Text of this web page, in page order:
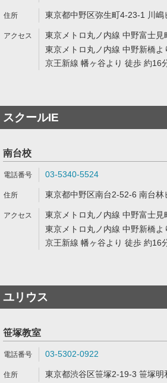
東京都中野区弥生町4-23-1 川嶋
東京メトロ丸ノ内線 中野富士
東京メトロ丸ノ内線 中野新橋よ
京王新線 幡ヶ谷より 徒歩 約16
スクールIE
南台校
03-5340-5524
東京都中野区南台2-52-6 南台林
東京メトロ丸ノ内線 中野富士
東京メトロ丸ノ内線 中野新橋よ
京王新線 幡ヶ谷より 徒歩 約16
ユリウス
笹塚教室
03-5302-0922
東京都渋谷区笹塚2-19-3 笹塚明